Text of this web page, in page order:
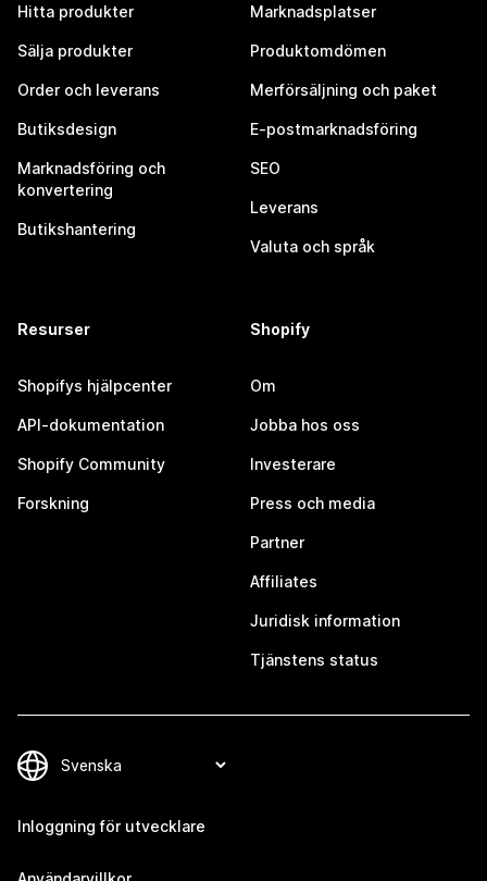
Hitta produkter
Sälja produkter
Order och leverans
Butiksdesign
Marknadsföring och
konvertering
Butikshantering
Marknadsplatser
Produktomdömen
Merförsäljning och paket
E-postmarknadsföring
SEO
Leverans
Valuta och språk
Resurser
Shopifys hjälpcenter
API-dokumentation
Shopify Community
Forskning
Shopify
Om
Jobba hos oss
Investerare
Press och media
Partner
Affiliates
Juridisk information
Tjänstens status
Inloggning för utvecklare